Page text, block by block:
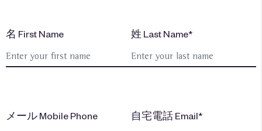
名 First Name 姓 Last Name*
メール Mobile Phone 自宅電話 Email*